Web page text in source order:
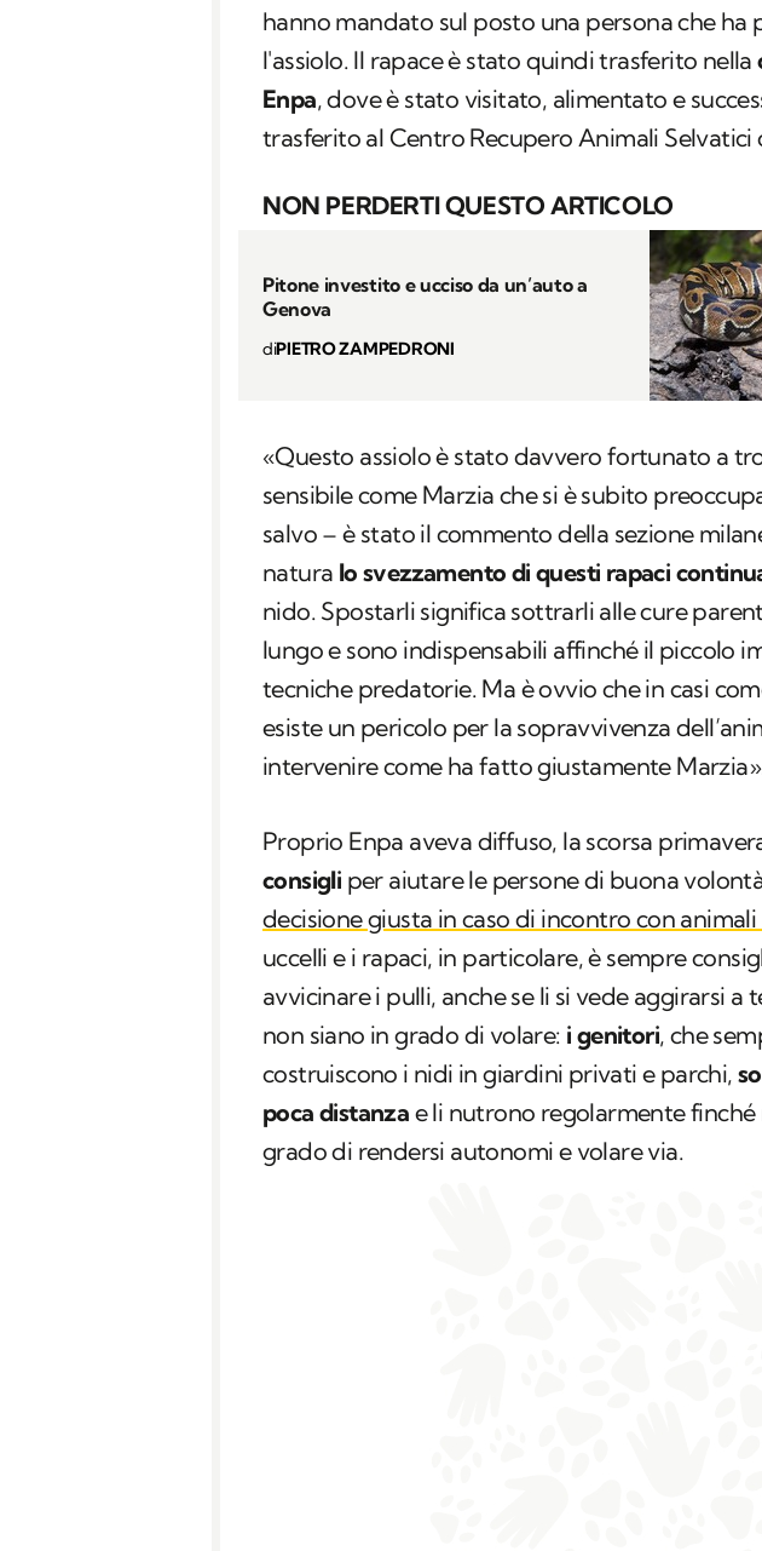
hanno mandato sul posto una persona che ha
l'assiolo. Il rapace è stato quindi trasferito nella
Enpa, dove è stato visitato, alimentato e
trasferito al Centro Recupero Animali Selvatici
NON PERDERTI QUESTO ARTICOLO
Pitone investito e ucciso da un’auto a
Genova
diPIETRO ZAMPEDRONI
«Questo assiolo è stato davvero fortunato a
sensibile come Marzia che si è subito
salvo – è stato il commento della sezione
natura lo svezzamento di questi rapaci
nido. Spostarli significa sottrarli alle cure
lungo e sono indispensabili affinché il piccolo
tecniche predatorie. Ma è ovvio che in casi
esiste un pericolo per la sopravvivenza
intervenire come ha fatto giustamente
Proprio Enpa aveva diffuso, la scorsa
consigli per aiutare le persone di buona
decisione giusta in caso di incontro con animali
uccelli e i rapaci, in particolare, è sempre
avvicinare i pulli, anche se li si vede aggirarsi a
non siano in grado di volare: i genitori, che
costruiscono i nidi in giardini privati e parchi,
poca distanza e li nutrono regolarmente finché
grado di rendersi autonomi e volare via.